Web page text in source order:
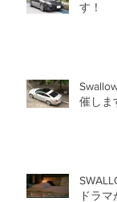
す！
催しま
ドラ